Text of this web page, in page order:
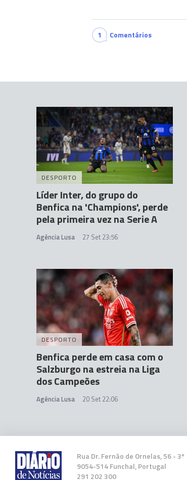
1 Comentários
DESPORTO
Líder Inter, do grupo do
Benfica na 'Champions', perde
pela primeira vez na Serie A
Agência Lusa 27 Set 23:56
DESPORTO
Benfica perde em casa com o
Salzburgo na estreia na Liga
dos Campeões
Agência Lusa 20 Set 22:06
Rua Dr. Fernão de Ornelas, 56 - 3º
9054-514 Funchal, Portugal
291 202 300